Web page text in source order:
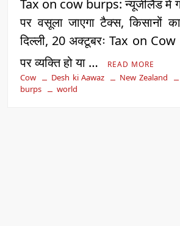
Tax on cow burps: न्यूजीलैंड में
पर वसूला जाएगा टैक्स, किसानों
दिल्ली, 20 अक्टूबरः Tax on
पर व्यक्ति हो या …
READ MORE
Cow Desh ki Aawaz New Zealand
burps
world